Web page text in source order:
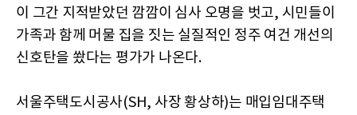
이 그간 지적받았던 깜깜이 심사 오명을 벗고, 시민들이
가족과 함께 머물 집을 짓는 실질적인 정주 여건 개선의
신호탄을 쐈다는 평가가 나온다.
서울주택도시공사(SH, 사장 황상하)는 매입임대주택